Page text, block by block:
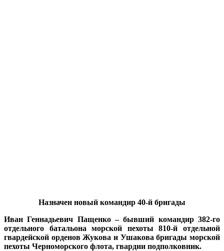
Назначен новый командир 40-й бригады
Иван Геннадьевич Пащенко – бывший командир 382-го
отдельного батальона морской пехоты 810-й отдельной
гвардейской орденов Жукова и Ушакова бригады морской
пехоты Черноморского флота, гвардии подполковник.